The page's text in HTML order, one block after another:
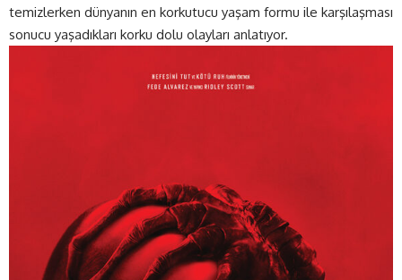
temizlerken dünyanın en korkutucu yaşam formu ile karşılaşması
sonucu yaşadıkları korku dolu olayları anlatıyor.